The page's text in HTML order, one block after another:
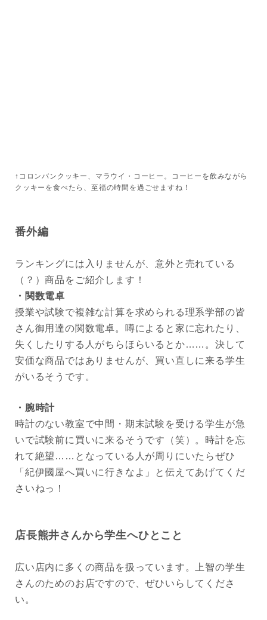
↑コロンバンクッキー、マラウイ・コーヒー。コーヒーを飲みながら
クッキーを食べたら、至福の時間を過ごせますね！
番外編
ランキングには入りませんが、意外と売れている
（？）商品をご紹介します！
・関数電卓
授業や試験で複雑な計算を求められる理系学部の皆
さん御用達の関数電卓。噂によると家に忘れたり、
失くしたりする人がちらほらいるとか……。決して
安価な商品ではありませんが、買い直しに来る学生
がいるそうです。
・腕時計
時計のない教室で中間・期末試験を受ける学生が急
いで試験前に買いに来るそうです（笑）。時計を忘
れて絶望……となっている人が周りにいたらぜひ
「紀伊國屋へ買いに行きなよ」と伝えてあげてくだ
さいねっ！
店長熊井さんから学生へひとこと
広い店内に多くの商品を扱っています。上智の学生
さんのためのお店ですので、ぜひいらしてくださ
い。